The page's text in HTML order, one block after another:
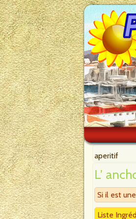
aperitif
L’
Si il est
Liste